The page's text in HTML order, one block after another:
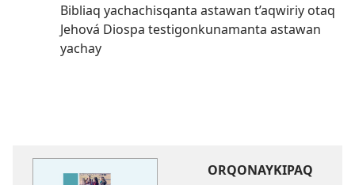
Bibliaq yachachisqanta astawan t’aqwiriy otaq
Jehová Diospa testigonkunamanta astawan
yachay
ORQONAYKIPAQ